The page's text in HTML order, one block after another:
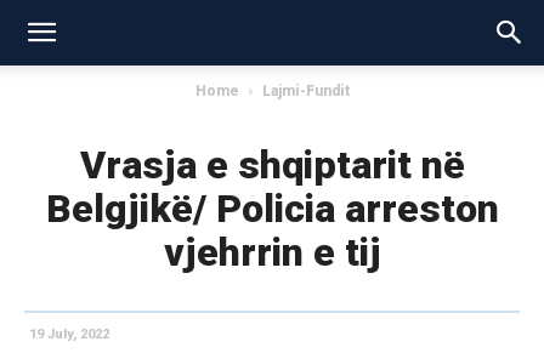
Home Lajmi-Fundit
Vrasja e shqiptarit në
Belgjikë/ Policia arreston
vjehrrin e tij
19 July, 2022